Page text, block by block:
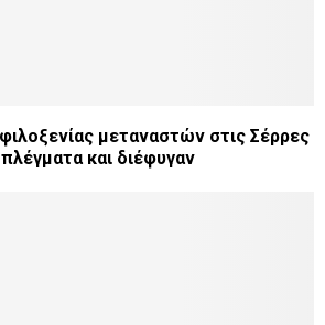
μεταναστών στις Σέρρες
και διέφυγαν